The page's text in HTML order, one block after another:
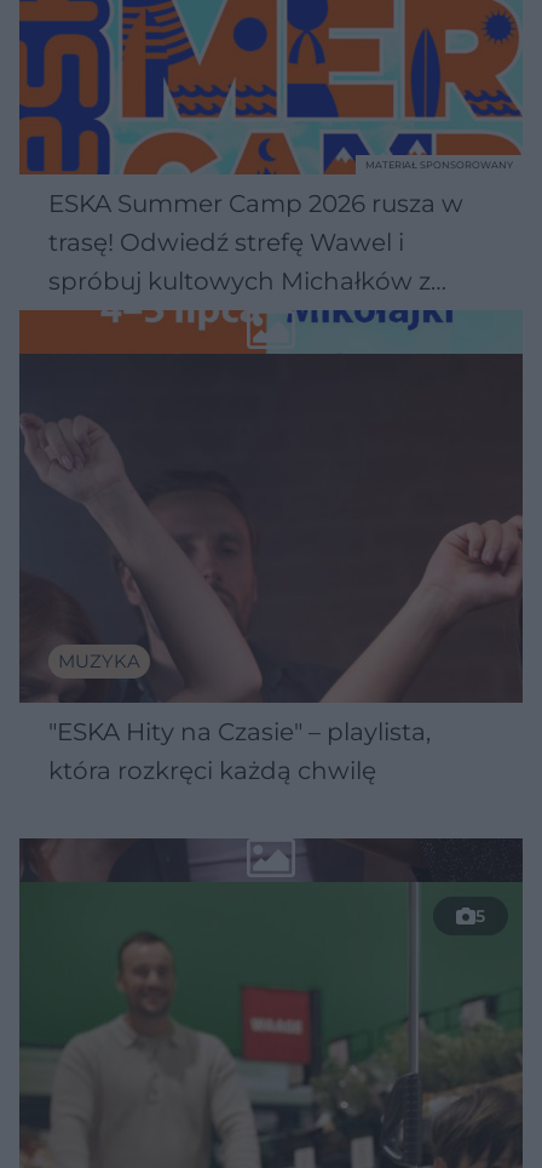
ESKA Summer Camp 2026 rusza w
trasę! Odwiedź strefę Wawel i
spróbuj kultowych Michałków z
Wawelu
MATERIAŁ SPONSOROWANY
MUZYKA
"ESKA Hity na Czasie" – playlista,
która rozkręci każdą chwilę
5